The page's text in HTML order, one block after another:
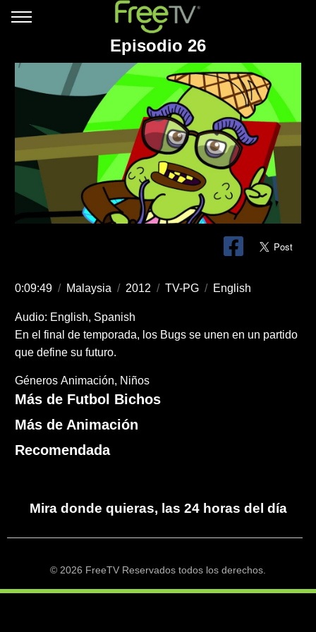
Episodio 26
0:09:49 / Malaysia / 2012 / TV-PG / English
Audio: English, Spanish
En el final de temporada, los Bugs se unen en un partido
que define su futuro.
Géneros Animación Niños
Más de Futbol Bichos
Más de Animación
Recomendada
Mira donde quieras, las 24 horas del día
© 2026 FreeTV Reservados todos los derechos.